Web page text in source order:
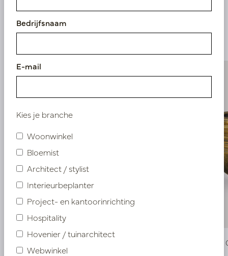
Vergelijkbare
producten
Pot Roza Ovaal Goud L50 B20 H25 Pot
Bedrijfsnaam
E-mail
Kies je branche
Woonwinkel
Bloemist
Architect / stylist
Interieurbeplanter
Project- en kantoorinrichting
Hospitality
Hovenier / tuinarchitect
Webwinkel